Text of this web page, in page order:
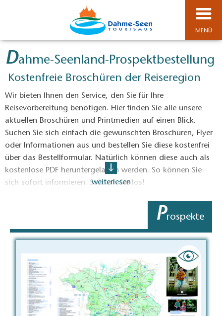
MENÜ
Dahme-Seenland-Prospektbestellung
Kostenfreie Broschüren der Reiseregion
Wir bieten Ihnen den Service, den Sie für Ihre
Reisevorbereitung benötigen. Hier finden Sie alle unsere
aktuellen Broschüren und Printmedien auf einen Blick.
Suchen Sie sich einfach die gewünschten Broschüren, Flyer
oder Informationen aus und bestellen Sie diese kostenfrei
über das Bestellformular. Natürlich können diese auch als
kostenlose PDF heruntergeladen werden. So können Sie
sich sofort informieren. Stöbern Sie los!
Produkten und Souvenirsdie Sie bei
uns käuflich erwerben können finden Sie zudemhier.
weiterlesen
Prospekte